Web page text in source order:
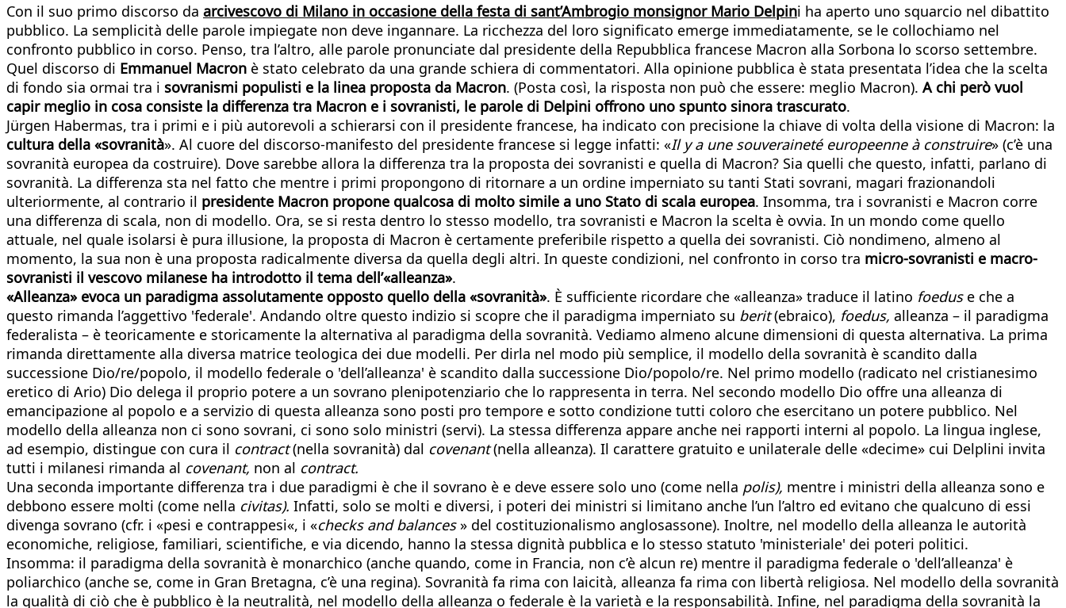
Con il suo primo discorso da arcivescovo di Milano in occasione della festa di sant’Ambrogio monsignor Mario Delpini ha aperto uno squarcio nel dibattito
pubblico. La semplicità delle parole impiegate non deve ingannare. La ricchezza del loro significato emerge immediatamente, se le collochiamo nel
confronto pubblico in corso. Penso, tra l’altro, alle parole pronunciate dal presidente della Repubblica francese Macron alla Sorbona lo scorso settembre.
Quel discorso di Emmanuel Macron è stato celebrato da una grande schiera di commentatori. Alla opinione pubblica è stata presentata l’idea che la scelta
di fondo sia ormai tra i sovranismi populisti e la linea proposta da Macron. (Posta così, la risposta non può che essere: meglio Macron). A chi però vuol
capir meglio in cosa consiste la differenza tra Macron e i sovranisti, le parole di Delpini offrono uno spunto sinora trascurato.
Jürgen Habermas, tra i primi e i più autorevoli a schierarsi con il presidente francese, ha indicato con precisione la chiave di volta della visione di Macron: la
cultura della «sovranità». Al cuore del discorso-manifesto del presidente francese si legge infatti: «Il y a une souveraineté europeenne à construire» (c’è una
sovranità europea da costruire). Dove sarebbe allora la differenza tra la proposta dei sovranisti e quella di Macron? Sia quelli che questo, infatti, parlano di
sovranità. La differenza sta nel fatto che mentre i primi propongono di ritornare a un ordine imperniato su tanti Stati sovrani, magari frazionandoli
ulteriormente, al contrario il presidente Macron propone qualcosa di molto simile a uno Stato di scala europea. Insomma, tra i sovranisti e Macron corre
una differenza di scala, non di modello. Ora, se si resta dentro lo stesso modello, tra sovranisti e Macron la scelta è ovvia. In un mondo come quello
attuale, nel quale isolarsi è pura illusione, la proposta di Macron è certamente preferibile rispetto a quella dei sovranisti. Ciò nondimeno, almeno al
momento, la sua non è una proposta radicalmente diversa da quella degli altri. In queste condizioni, nel confronto in corso tra micro-sovranisti e macro-
sovranisti il vescovo milanese ha introdotto il tema dell’«alleanza».
«Alleanza» evoca un paradigma assolutamente opposto quello della «sovranità». È sufficiente ricordare che «alleanza» traduce il latino foeduse che a
questo rimanda l’aggettivo 'federale'. Andando oltre questo indizio si scopre che il paradigma imperniato su berit(ebraico), foedus, alleanza – il paradigma
federalista – è teoricamente e storicamente la alternativa al paradigma della sovranità. Vediamo almeno alcune dimensioni di questa alternativa. La prima
rimanda direttamente alla diversa matrice teologica dei due modelli. Per dirla nel modo più semplice, il modello della sovranità è scandito dalla
successione Dio/re/popolo, il modello federale o 'dell’alleanza' è scandito dalla successione Dio/popolo/re. Nel primo modello (radicato nel cristianesimo
eretico di Ario) Dio delega il proprio potere a un sovrano plenipotenziario che lo rappresenta in terra. Nel secondo modello Dio offre una alleanza di
emancipazione al popolo e a servizio di questa alleanza sono posti pro tempore e sotto condizione tutti coloro che esercitano un potere pubblico. Nel
modello della alleanza non ci sono sovrani, ci sono solo ministri (servi). La stessa differenza appare anche nei rapporti interni al popolo. La lingua inglese,
ad esempio, distingue con cura il contract(nella sovranità) dal covenant(nella alleanza). Il carattere gratuito e unilaterale delle «decime» cui Delplini invita
tutti i milanesi rimanda al covenant, non al contract.
Una seconda importante differenza tra i due paradigmi è che il sovrano è e deve essere solo uno (come nella polis), mentre i ministri della alleanza sono e
debbono essere molti (come nella civitas). Infatti, solo se molti e diversi, i poteri dei ministri si limitano anche l’un l’altro ed evitano che qualcuno di essi
divenga sovrano (cfr. i «pesi e contrappesi«, i «checks and balances» del costituzionalismo anglosassone). Inoltre, nel modello della alleanza le autorità
economiche, religiose, familiari, scientifiche, e via dicendo, hanno la stessa dignità pubblica e lo stesso statuto 'ministeriale' dei poteri politici.
Insomma: il paradigma della sovranità è monarchico (anche quando, come in Francia, non c’è alcun re) mentre il paradigma federale o 'dell’alleanza' è
poliarchico (anche se, come in Gran Bretagna, c’è una regina). Sovranità fa rima con laicità, alleanza fa rima con libertà religiosa. Nel modello della sovranità
la qualità di ciò che è pubblico è la neutralità, nel modello della alleanza o federale è la varietà e la responsabilità. Infine, nel paradigma della sovranità la